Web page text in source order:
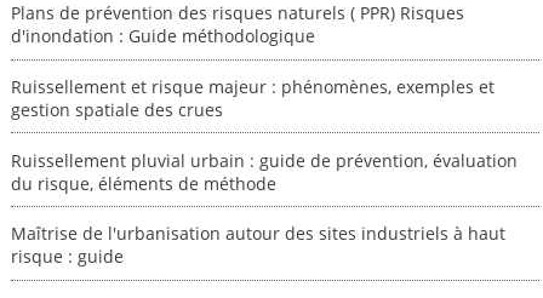
Plans de prévention des risques naturels ( PPR) Risques
d'inondation : Guide méthodologique
Ruissellement et risque majeur : phénomènes, exemples et
gestion spatiale des crues
Ruissellement pluvial urbain : guide de prévention, évaluation
du risque, éléments de méthode
Maîtrise de l'urbanisation autour des sites industriels à haut
risque : guide